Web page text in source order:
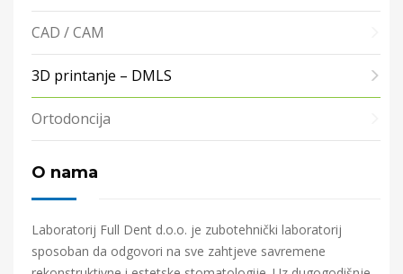
CAD / CAM
3D printanje – DMLS
Ortodoncija
O nama
Laboratorij Full Dent d.o.o. je zubotehnički laboratorij
sposoban da odgovori na sve zahtjeve savremene